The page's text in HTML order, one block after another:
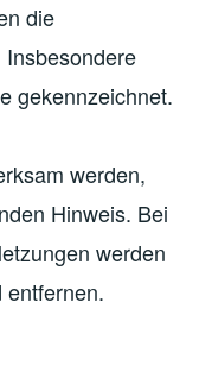
die
gekennzeichnet.
werden,
Hinweis. Bei
werden